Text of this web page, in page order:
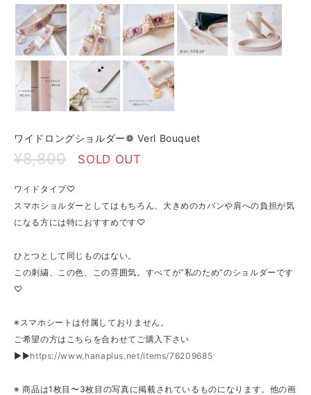
ワイドロングショルダー❁ Verl Bouquet
¥8,800 SOLD OUT
ワイドタイプ♡
スマホショルダーとしてはもちろん、大きめのカバンや肩への負担が気
になる方には特におすすめです♡
ひとつとして同じものはない。
この刺繍、この色、この雰囲気。すべてが“私のため”のショルダーです
♡
※スマホシートは付属しておりません。
ご希望の方はこちらを合わせてご購入下さい
▶▶https://www.hanaplus.net/items/76209685
※ 商品は1枚目〜3枚目の写真に掲載されているものになります。他の画